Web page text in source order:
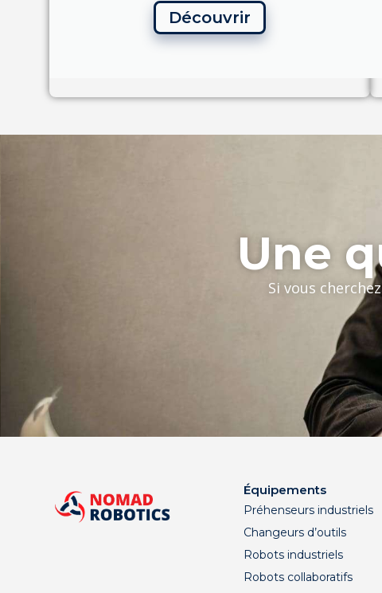
Découvrir
Une
Si vous
Équipements
Préhenseurs industriels
Changeurs d’outils
Robots industriels
Robots collaboratifs